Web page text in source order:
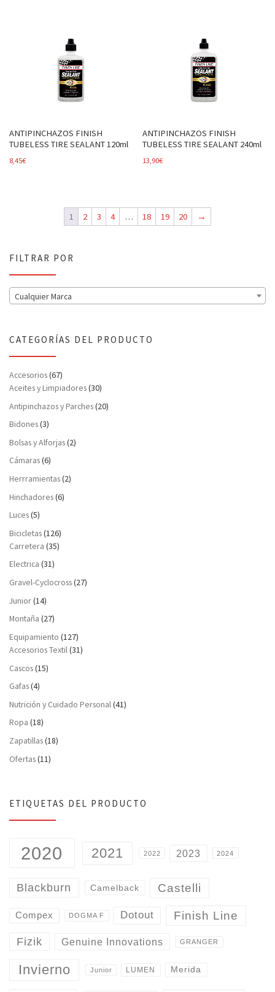
ANTIPINCHAZOS FINISH
TUBELESS TIRE SEALANT 120ml
8,45€
ANTIPINCHAZOS FINISH
TUBELESS TIRE SEALANT 240ml
13,90€
1 2 3 4 … 18 19 20 →
FILTRAR POR
Cualquier Marca
CATEGORÍAS DEL PRODUCTO
Accesorios(67)
Aceites y Limpiadores(30)
Antipinchazos y Parches(20)
Bidones(3)
Bolsas y Alforjas(2)
Cámaras(6)
Herrramientas(2)
Hinchadores(6)
Luces(5)
Bicicletas(126)
Carretera (35)
Electrica (31)
Gravel-Cyclocross(27)
Junior(14)
Montaña (27)
Equipamiento (127)
Accesorios Textil(31)
Cascos(15)
Gafas(4)
Nutrición y Cuidado Personal(41)
Ropa (18)
Zapatillas(18)
Ofertas(11)
ETIQUETAS DEL PRODUCTO
2020 2021 2022 2023 2024
Blackburn Camelback Castelli
Compex DOGMA F Dotout Finish Line
Fizik Genuine Innovations GRANGER
Invierno Junior LUMEN Merida